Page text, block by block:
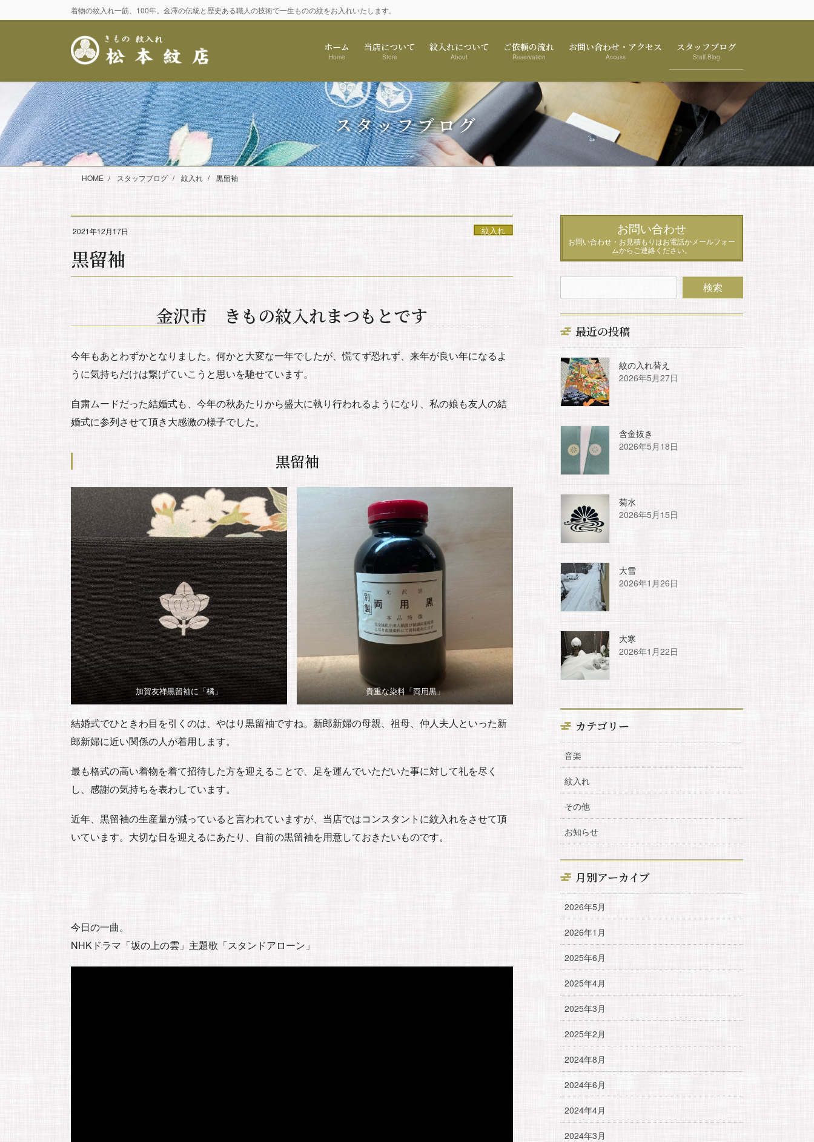
ン
に
ビ
ョ
移
動
着物の紋入れ一筋、100年。金澤の伝統と歴史ある職人の技術で一生ものの紋をお入れいたします。
ホーム
Home
当店について
Store
紋入れについて
About
ご依頼の流れ
Reservation
お問い合わせ・アクセス
Access
スタッフブログ
Staff Blog
スタッフブログ
HOME スタッフブログ 紋入れ 黒留袖
2021年12月17日 紋入れ
黒留袖
金沢市 きもの紋入れまつもとです
今年もあとわずかとなりました。何かと大変な一年でしたが、慌てず恐れず、来年が良い年になるよ
うに気持ちだけは繋げていこうと思いを馳せています。
自粛ムードだった結婚式も、今年の秋あたりから盛大に執り行われるようになり、私の娘も友人の結
婚式に参列させて頂き大感激の様子でした。
黒留袖
加賀友禅黒留袖に「橘」 貴重な染料「両用黒」
結婚式でひときわ目を引くのは、やはり黒留袖ですね。新郎新婦の母親、祖母、仲人夫人といった新
郎新婦に近い関係の人が着用します。
最も格式の高い着物を着て招待した方を迎えることで、足を運んでいただいた事に対して礼を尽く
し、感謝の気持ちを表わしています。
近年、黒留袖の生産量が減っていると言われていますが、当店ではコンスタントに紋入れをさせて頂
いています。大切な日を迎えるにあたり、自前の黒留袖を用意しておきたいものです。
今日の一曲。
NHKドラマ「坂の上の雲」主題歌「スタンドアローン」
お問い合わせ
お問い合わせ・お見積もりはお電話かメールフォー
ムからご連絡ください。
最近の投稿
紋の入れ替え
2026年5月27日
含金抜き
2026年5月18日
菊水
2026年5月15日
大雪
2026年1月26日
大寒
2026年1月22日
カテゴリー
音楽
紋入れ
その他
お知らせ
月別アーカイブ
2026年5月
2026年1月
2025年6月
2025年4月
2025年3月
2025年2月
2024年8月
2024年6月
2024年4月
2024年3月